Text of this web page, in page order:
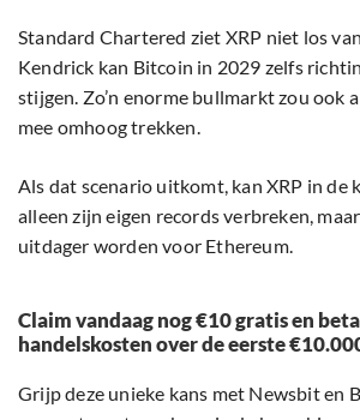
Standard Chartered ziet XRP niet los van
Kendrick kan Bitcoin in 2029 zelfs
stijgen. Zo’n enorme bullmarkt zou ook
mee omhoog trekken.
Als dat scenario uitkomt, kan XRP in de
alleen zijn eigen records verbreken,
uitdager worden voor Ethereum.
Claim vandaag nog €10 gratis en
handelskosten over de eerste
Grijp deze unieke kans met Newsbit en